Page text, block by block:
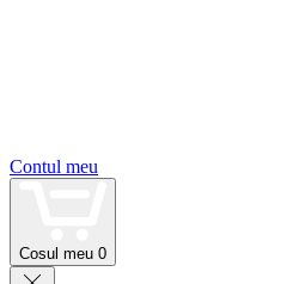
Contul meu
Cosul meu 0